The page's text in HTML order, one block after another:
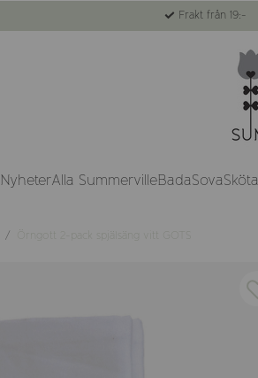
Frakt från 19:-
NyheterAlla SummervilleBadaSovaSköta
Örngott 2-pack spjälsäng vitt GOTS